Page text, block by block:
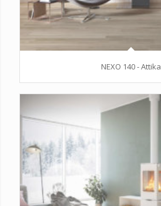
NEXO 140 - Attika